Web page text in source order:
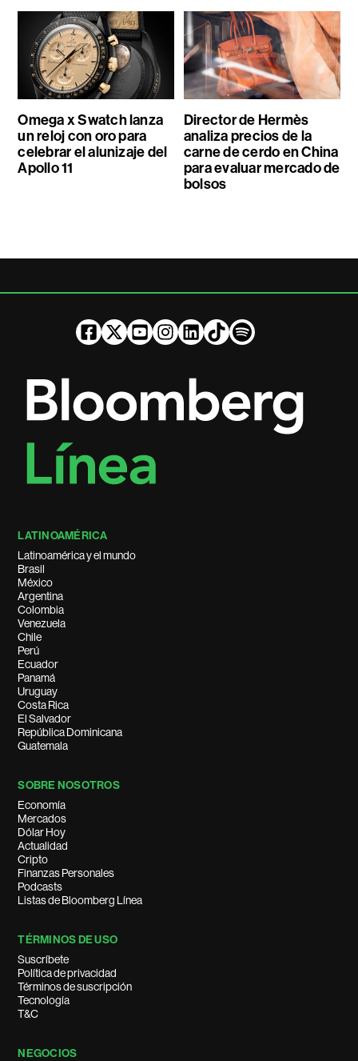
Omega x Swatch lanza
un reloj con oro para
celebrar el alunizaje del
Apollo 11
Director de Hermès
analiza precios de la
carne de cerdo en China
para evaluar mercado de
bolsos
LATINOAMÉRICA
Latinoamérica y el mundo
Brasil
México
Argentina
Colombia
Venezuela
Chile
Perú
Ecuador
Panamá
Uruguay
Costa Rica
El Salvador
República Dominicana
Guatemala
SOBRE NOSOTROS
Economía
Mercados
Dólar Hoy
Actualidad
Cripto
Finanzas Personales
Podcasts
Listas de Bloomberg Línea
TÉRMINOS DE USO
Suscríbete
Política de privacidad
Términos de suscripción
Tecnología
T&C
NEGOCIOS